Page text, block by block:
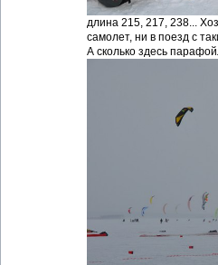
длина 215, 217, 238...
самолет, ни в поезд с
А сколько здесь